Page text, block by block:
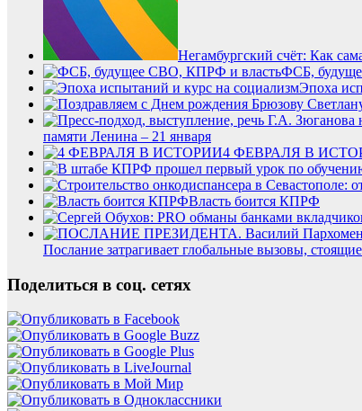
Негамбургский счёт: Как
ФСБ,
Эпоха
памяти Ленина – 21 января
4 ФЕВРАЛЯ В
Власть боится КПРФ
Послание затрагивает глобальные вызовы,
Поделиться в соц. сетях